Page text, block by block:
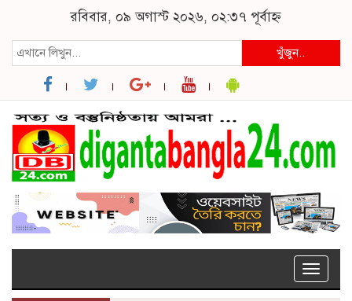
রবিবার, ০৯ অগাস্ট ২০২৬, ০২:৩৭ পূর্বাহ্ন
খুঁজুন..
Toggle